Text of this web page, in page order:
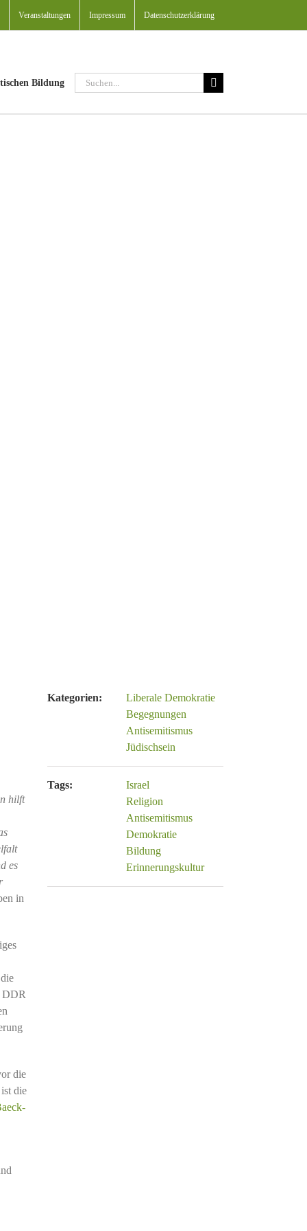
Veranstaltungen Impressum Datenschutzerklärung
Bildung
Suche
nach:
hilft
es
in
DDR
die
die
Kategorien:
Liberale Demokratie
Begegnungen
Antisemitismus
Jüdischsein
Tags:
Israel
Religion
Antisemitismus
Demokratie
Bildung
Erinnerungskultur